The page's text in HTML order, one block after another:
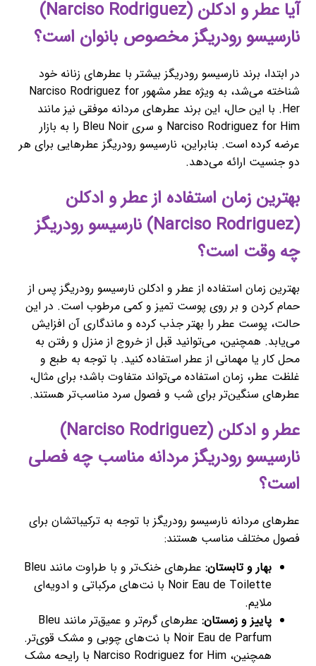
آیا عطر و ادکلن (Narciso Rodriguez)
نارسیسو رودریگز مخصوص بانوان است؟
در ابتدا، برند نارسیسو رودریگز بیشتر با عطرهای زنانه خود
شناخته می‌شد، به ویژه عطر مشهور Narciso Rodriguez for
Her. با این حال، این برند عطرهای مردانه موفقی نیز مانند
Narciso Rodriguez for Him و سری Bleu Noir را به بازار
عرضه کرده است. بنابراین، نارسیسو رودریگز عطرهایی برای هر
دو جنسیت ارائه می‌دهد.
بهترین زمان استفاده از عطر و ادکلن
(Narciso Rodriguez) نارسیسو رودریگز
چه وقت است؟
بهترین زمان استفاده از عطر و ادکلن نارسیسو رودریگز پس از
حمام کردن و بر روی پوست تمیز و کمی مرطوب است. در این
حالت، پوست عطر را بهتر جذب کرده و ماندگاری آن افزایش
می‌یابد. همچنین، می‌توانید قبل از خروج از منزل و رفتن به
محل کار یا مهمانی از عطر استفاده کنید. با توجه به طبع و
غلظت عطر، زمان استفاده می‌تواند متفاوت باشد؛ برای مثال،
عطرهای سنگین‌تر برای شب و فصول سرد مناسب‌تر هستند.
عطر و ادکلن (Narciso Rodriguez)
نارسیسو رودریگز مردانه مناسب چه فصلی
است؟
عطرهای مردانه نارسیسو رودریگز با توجه به ترکیباتشان برای
فصول مختلف مناسب هستند:
بهار و تابستان:
عطرهای خنک‌تر و با طراوت مانند Bleu
Noir Eau de Toilette با نت‌های مرکباتی و ادویه‌ای
ملایم.
پاییز و زمستان:
عطرهای گرم‌تر و عمیق‌تر مانند Bleu
Noir Eau de Parfum با نت‌های چوبی و مشک قوی‌تر.
همچنین، Narciso Rodriguez for Him با رایحه مشک